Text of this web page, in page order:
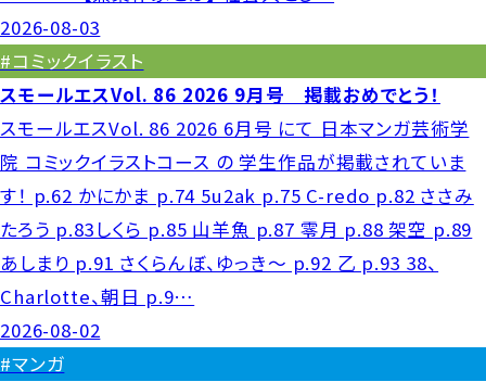
2026-08-03
#コミックイラスト
スモールエスVol. 86 2026 9月号 掲載おめでとう！
スモールエスVol. 86 2026 6月号 にて 日本マンガ芸術学
院 コミックイラストコース の 学生作品が掲載されていま
す！ p.62 かにかま p.74 5u2ak p.75 C-redo p.82 ささみ
たろう p.83しくら p.85 山羊魚 p.87 零月 p.88 架空 p.89
あしまり p.91 さくらんぼ、ゆっき〜 p.92 乙 p.93 38、
Charlotte、朝日 p.9…
2026-08-02
#マンガ